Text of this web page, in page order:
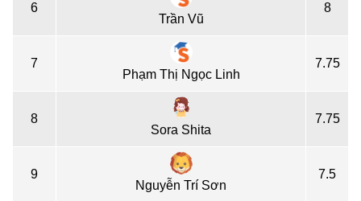
6
Trần Vũ
8
7
Phạm Thị Ngọc Linh
7.75
8
Sora Shita
7.75
9
Nguyễn Trí Sơn
7.5